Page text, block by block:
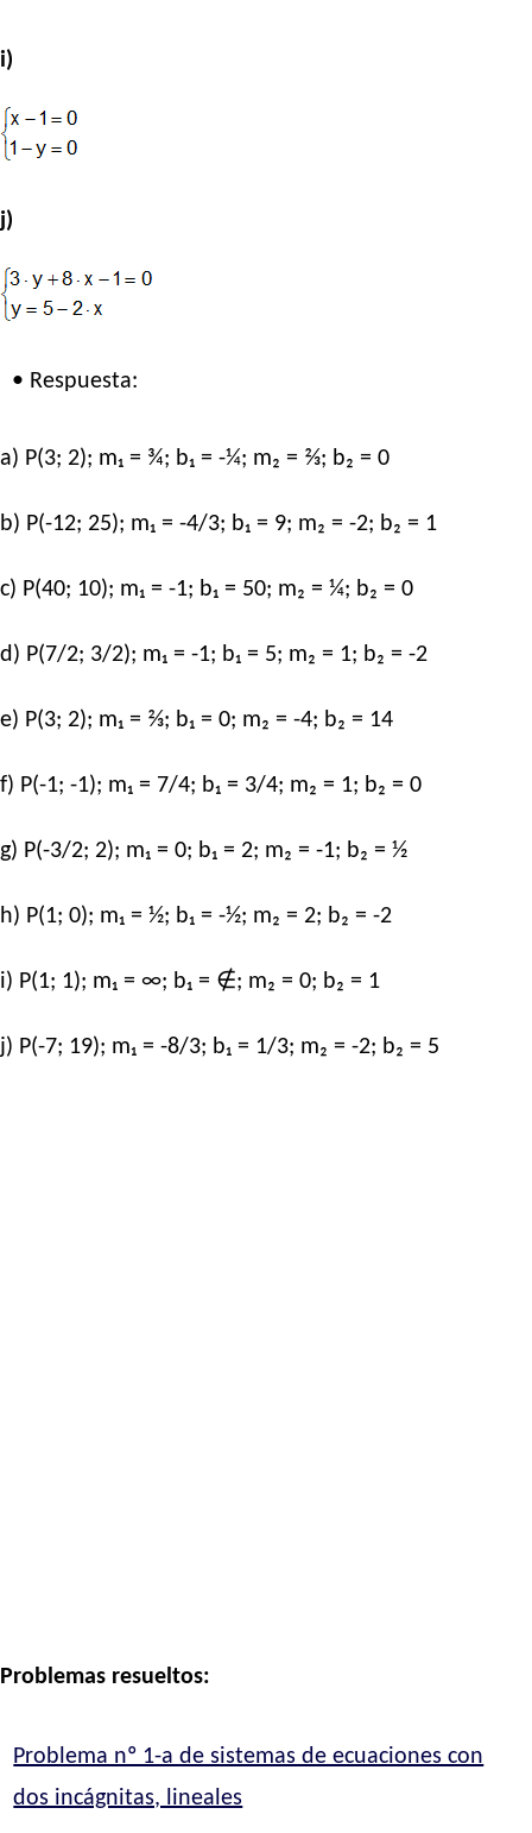
i)
j)
• Respuesta:
a) P(3; 2); m₁ = ¾; b₁ = -¼; m₂ = ⅔; b₂ = 0
b) P(-12; 25); m₁ = -4/3; b₁ = 9; m₂ = -2; b₂ = 1
c) P(40; 10); m₁ = -1; b₁ = 50; m₂ = ¼; b₂ = 0
d) P(7/2; 3/2); m₁ = -1; b₁ = 5; m₂ = 1; b₂ = -2
e) P(3; 2); m₁ = ⅔; b₁ = 0; m₂ = -4; b₂ = 14
f) P(-1; -1); m₁ = 7/4; b₁ = 3/4; m₂ = 1; b₂ = 0
g) P(-3/2; 2); m₁ = 0; b₁ = 2; m₂ = -1; b₂ = ½
h) P(1; 0); m₁ = ½; b₁ = -½; m₂ = 2; b₂ = -2
i) P(1; 1); m₁ = ∞; b₁ = ∉; m₂ = 0; b₂ = 1
j) P(-7; 19); m₁ = -8/3; b₁ = 1/3; m₂ = -2; b₂ = 5
Problemas resueltos:
Problema nº 1-a de sistemas de ecuaciones con
dos incágnitas, lineales